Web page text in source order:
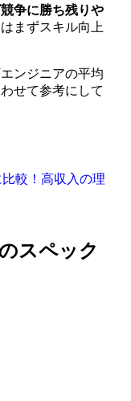
争に勝ち残りや
まずスキル向上
ンジニアの平均
せて参考にして
較！高収入の理
スペック